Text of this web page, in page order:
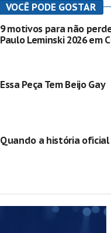
VOCÊ PODE GOSTAR
9 motivos para não
Paulo Leminski 2026 em
Essa Peça Tem Beijo Gay
Quando a história